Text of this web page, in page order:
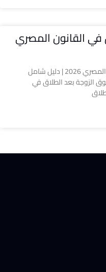
القانون المصري
حقوق الزوجة بعد الطلاق في القانون المصري 2026 | دليل شامل
الزوجة بعد الطلاق في